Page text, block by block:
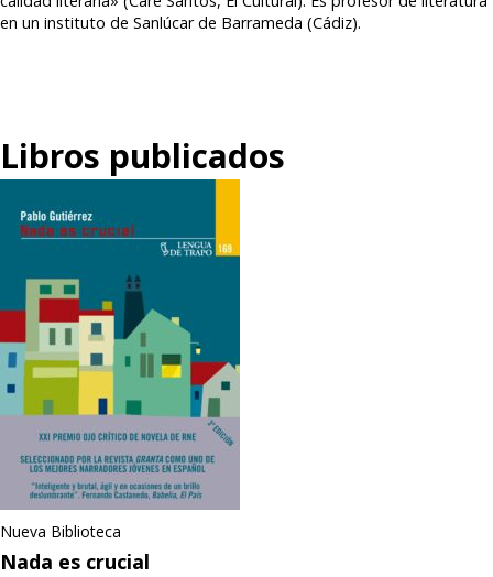
en un instituto de Sanlúcar de Barrameda (Cádiz).
Libros publicados
Nueva Biblioteca
Nada es crucial